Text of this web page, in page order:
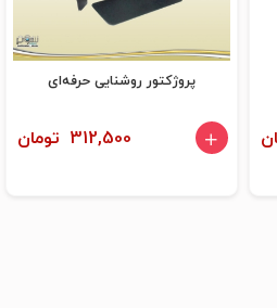
پروژکتور روشنایی حرفه‌ای
312,500 تومان